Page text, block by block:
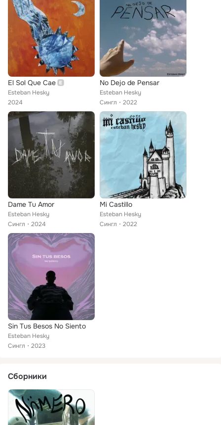
El Sol Que Cae
Esteban Hesky
2024
No Dejo de Pensar
Esteban Hesky
Сингл
2022
Dame Tu Amor
Esteban Hesky
Сингл
2024
Mi Castillo
Esteban Hesky
Сингл
2022
Sin Tus Besos No Siento
Esteban Hesky
Сингл
2023
Сборники